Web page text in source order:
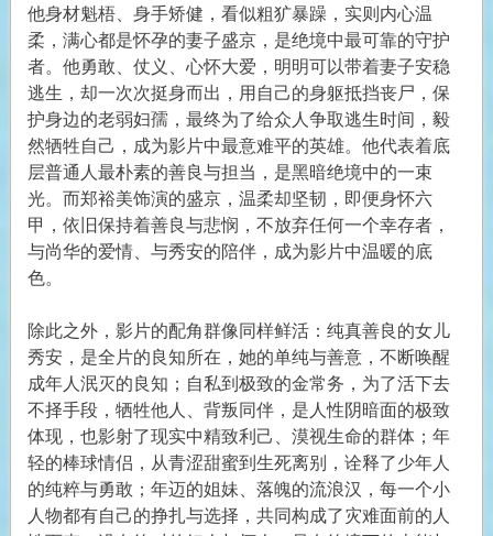
他身材魁梧、身手矫健，看似粗犷暴躁，实则内心温
柔，满心都是怀孕的妻子盛京，是绝境中最可靠的守护
者。他勇敢、仗义、心怀大爱，明明可以带着妻子安稳
逃生，却一次次挺身而出，用自己的身躯抵挡丧尸，保
护身边的老弱妇孺，最终为了给众人争取逃生时间，毅
然牺牲自己，成为影片中最意难平的英雄。他代表着底
层普通人最朴素的善良与担当，是黑暗绝境中的一束
光。而郑裕美饰演的盛京，温柔却坚韧，即便身怀六
甲，依旧保持着善良与悲悯，不放弃任何一个幸存者，
与尚华的爱情、与秀安的陪伴，成为影片中温暖的底
色。
除此之外，影片的配角群像同样鲜活：纯真善良的女儿
秀安，是全片的良知所在，她的单纯与善意，不断唤醒
成年人泯灭的良知；自私到极致的金常务，为了活下去
不择手段，牺牲他人、背叛同伴，是人性阴暗面的极致
体现，也影射了现实中精致利己、漠视生命的群体；年
轻的棒球情侣，从青涩甜蜜到生死离别，诠释了少年人
的纯粹与勇敢；年迈的姐妹、落魄的流浪汉，每一个小
人物都有自己的挣扎与选择，共同构成了灾难面前的人